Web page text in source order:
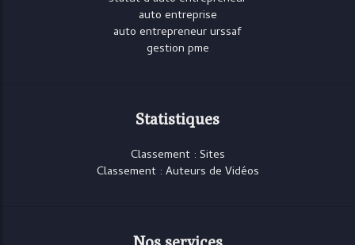
auto entreprise
auto entrepreneur urssaf
gestion pme
Statistiques
Classement : Sites
Classement : Auteurs de Vidéos